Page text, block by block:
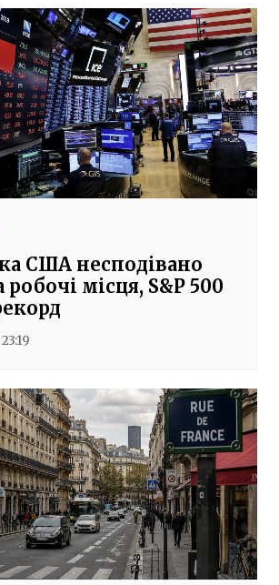
США несподівано
робочі місця, S&P 500